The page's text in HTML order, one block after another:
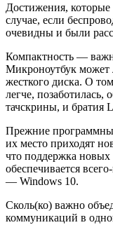
Достижения, которые
случае, если
очевидны и были
Компактность —
Микроноутбук может
жесткого диска. О
легче, позаботилась,
тачскрины, и братия
Прежние
их место приходят
что поддержка
обеспечивается
— Windows 10.
Сколь(ко) важно
коммуникаций в